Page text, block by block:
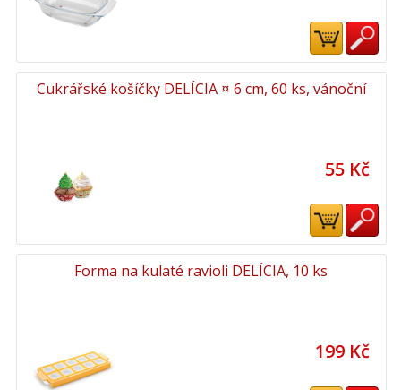
Cukrářské košíčky DELÍCIA ¤ 6 cm, 60 ks, vánoční
55 Kč
Forma na kulaté ravioli DELÍCIA, 10 ks
199 Kč